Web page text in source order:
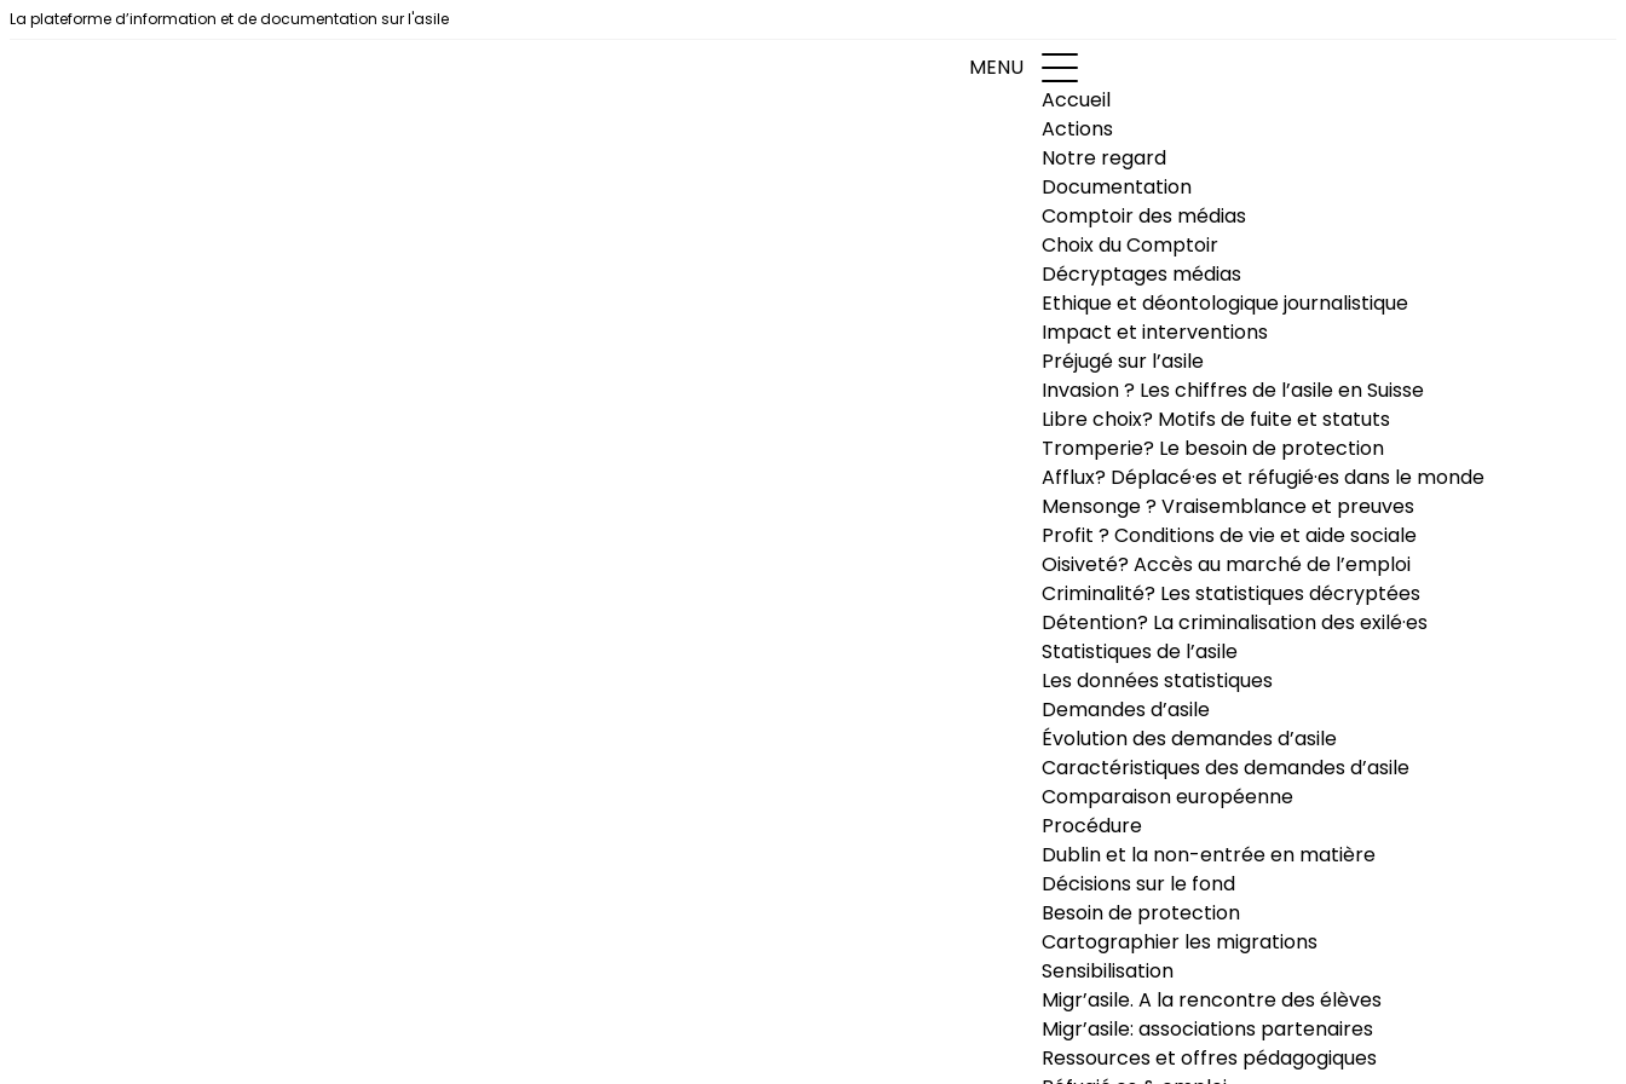
Aller au contenu
La plateforme d’information et de documentation sur l'asile
MENU
Accueil
Actions
Notre regard
Documentation
Comptoir des médias
Choix du Comptoir
Décryptages médias
Ethique et déontologique journalistique
Impact et interventions
Préjugé sur l’asile
Invasion ? Les chiffres de l’asile en Suisse
Libre choix? Motifs de fuite et statuts
Tromperie? Le besoin de protection
Afflux? Déplacé·es et réfugié·es dans le monde
Mensonge ? Vraisemblance et preuves
Profit ? Conditions de vie et aide sociale
Oisiveté? Accès au marché de l’emploi
Criminalité? Les statistiques décryptées
Détention? La criminalisation des exilé·es
Statistiques de l’asile
Les données statistiques
Demandes d’asile
Évolution des demandes d’asile
Caractéristiques des demandes d’asile
Comparaison européenne
Procédure
Dublin et la non-entrée en matière
Décisions sur le fond
Besoin de protection
Cartographier les migrations
Sensibilisation
Migr’asile. A la rencontre des élèves
Migr’asile: associations partenaires
Ressources et offres pédagogiques